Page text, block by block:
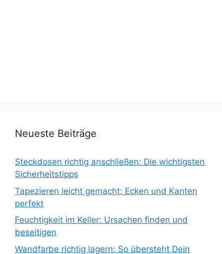
Neueste Beiträge
Steckdosen richtig anschließen: Die wichtigsten
Sicherheitstipps
Tapezieren leicht gemacht: Ecken und Kanten
perfekt
Feuchtigkeit im Keller: Ursachen finden und
beseitigen
Wandfarbe richtig lagern: So übersteht Dein